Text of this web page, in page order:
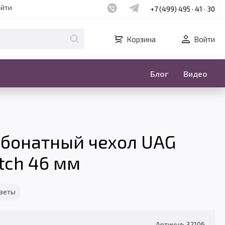
Наш whatsapp
Наш telegram
+7 (499) 495 · 41 · 30
Корзина Войти
Блог Видео
чехол UAG
46 мм